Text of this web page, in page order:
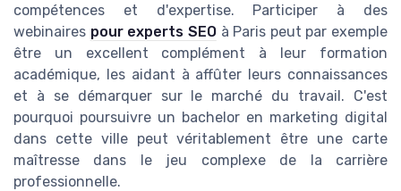
compétences et d'expertise. Participer à des
webinaires pour experts SEOà Paris peut par exemple
être un excellent complément à leur formation
académique, les aidant à affûter leurs connaissances
et à se démarquer sur le marché du travail. C'est
pourquoi poursuivre un bachelor en marketing digital
dans cette ville peut véritablement être une carte
maîtresse dans le jeu complexe de la carrière
professionnelle.